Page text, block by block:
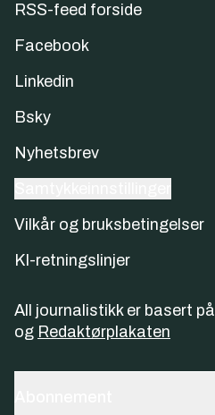
RSS-feed forside
Facebook
Linkedin
Bsky
Nyhetsbrev
Vilkår og bruksbetingelser
KI-retningslinjer
All journalistikk er basert på
og Redaktørplakaten